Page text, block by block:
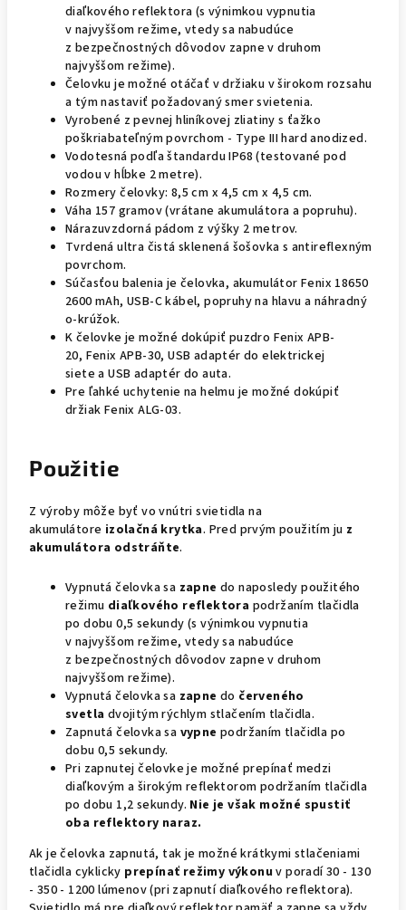
diaľkového reflektora (s výnimkou vypnutia
v najvyššom režime, vtedy sa nabudúce
z bezpečnostných dôvodov zapne v druhom
najvyššom režime).
Čelovku je možné otáčať v držiaku v širokom rozsahu
a tým nastaviť požadovaný smer svietenia.
Vyrobené z pevnej hliníkovej zliatiny s ťažko
poškriabateľným povrchom - Type III hard anodized.
Vodotesná podľa štandardu IP68 (testované pod
vodou v hĺbke 2 metre).
Rozmery čelovky: 8,5 cm x 4,5 cm x 4,5 cm.
Váha 157 gramov (vrátane akumulátora a popruhu).
Nárazuvzdorná pádom z výšky 2 metrov.
Tvrdená ultra čistá sklenená šošovka s antireflexným
povrchom.
Súčasťou balenia je čelovka, akumulátor Fenix 18650
2600 mAh, USB-C kábel, popruhy na hlavu a náhradný
o-krúžok.
K čelovke je možné dokúpiť puzdro Fenix APB-
20, Fenix APB-30, USB adaptér do elektrickej
siete a USB adaptér do auta.
Pre ľahké uchytenie na helmu je možné dokúpiť
držiak Fenix ALG-03.
Použitie
Z výroby môže byť vo vnútri svietidla na
akumulátore izolačná krytka. Pred prvým použitím ju z
akumulátora odstráňte.
Vypnutá čelovka sa zapne do naposledy použitého
režimu diaľkového reflektora podržaním tlačidla
po dobu 0,5 sekundy (s výnimkou vypnutia
v najvyššom režime, vtedy sa nabudúce
z bezpečnostných dôvodov zapne v druhom
najvyššom režime).
Vypnutá čelovka sa zapne do červeného
svetla dvojitým rýchlym stlačením tlačidla.
Zapnutá čelovka sa vypne podržaním tlačidla po
dobu 0,5 sekundy.
Pri zapnutej čelovke je možné prepínať medzi
diaľkovým a širokým reflektorom podržaním tlačidla
po dobu 1,2 sekundy. Nie je však možné spustiť
oba reflektory naraz.
Ak je čelovka zapnutá, tak je možné krátkymi stlačeniami
tlačidla cyklicky prepínať režimy výkonu v poradí 30 - 130
- 350 - 1200 lúmenov (pri zapnutí diaľkového reflektora).